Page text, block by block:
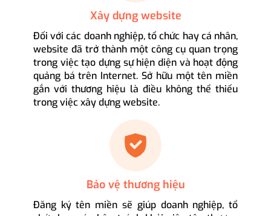
Xây dựng website
Đối với các doanh nghiệp, tổ chức hay cá nhân,
website đã trở thành một công cụ quan trọng
trong việc tạo dựng sự hiện diện và hoạt động
quảng bá trên Internet. Sở hữu một tên miền
gắn với thương hiệu là điều không thể thiếu
trong việc xây dựng website.
Bảo vệ thương hiệu
Đăng ký tên miền sẽ giúp doanh nghiệp, tổ